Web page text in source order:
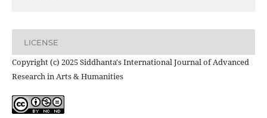
LICENSE
Copyright (c) 2025 Siddhanta's International Journal of Advanced
Research in Arts & Humanities